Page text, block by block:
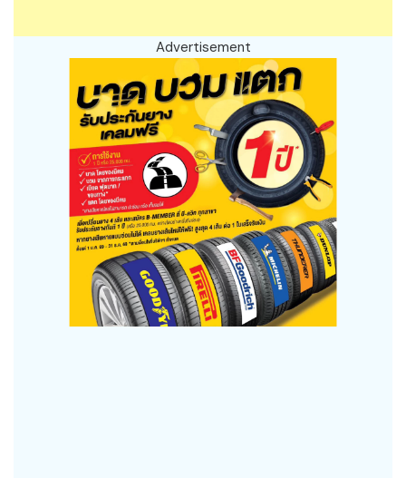
Advertisement